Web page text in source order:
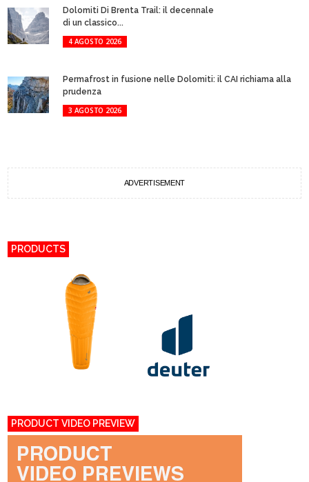
Dolomiti Di Brenta Trail: il decennale
di un classico...
4 AGOSTO 2026
Permafrost in fusione nelle Dolomiti: il CAI richiama alla
prudenza
3 AGOSTO 2026
ADVERTISEMENT
PRODUCTS
PRODUCT VIDEO PREVIEW